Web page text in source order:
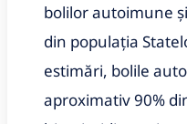
bolilor autoimune
din populația
estimări, bolile
aproximativ 90%